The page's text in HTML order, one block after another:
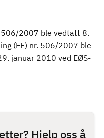
506/2007 ble vedtatt 8.
(EF) nr. 506/2007 ble
januar 2010 ved EØS-
Hjelp oss å